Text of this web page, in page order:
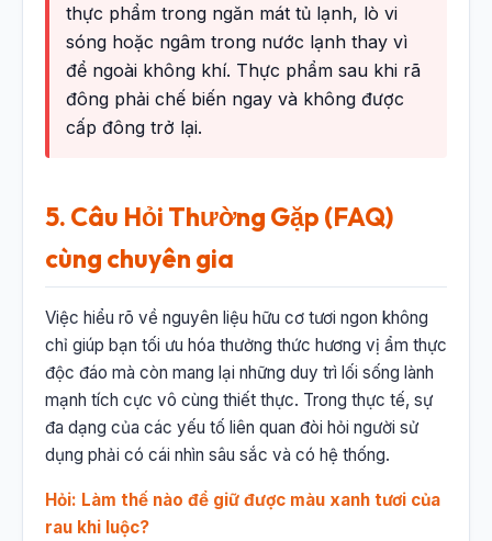
thực phẩm trong ngăn mát tủ lạnh, lò vi
sóng hoặc ngâm trong nước lạnh thay vì
để ngoài không khí. Thực phẩm sau khi rã
đông phải chế biến ngay và không được
cấp đông trở lại.
5. Câu Hỏi Thường Gặp (FAQ)
cùng chuyên gia
Việc hiểu rõ về nguyên liệu hữu cơ tươi ngon không
chỉ giúp bạn tối ưu hóa thưởng thức hương vị ẩm thực
độc đáo mà còn mang lại những duy trì lối sống lành
mạnh tích cực vô cùng thiết thực. Trong thực tế, sự
đa dạng của các yếu tố liên quan đòi hỏi người sử
dụng phải có cái nhìn sâu sắc và có hệ thống.
Hỏi: Làm thế nào để giữ được màu xanh tươi của
rau khi luộc?